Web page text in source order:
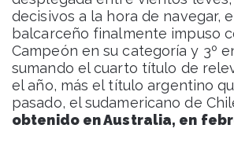
decisivos a la hora de navegar,
balcarceño finalmente impuso
Campeón en su categoría y 3º
sumando el cuarto título de
el año, más el título argentino
pasado, el sudamericano de
obtenido en Australia, en